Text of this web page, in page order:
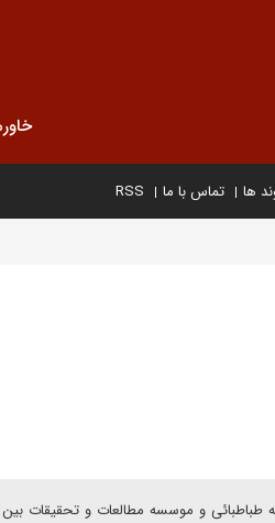
ها تماس با ما RSS
و موسسه مطالعات و تحقیقات بین